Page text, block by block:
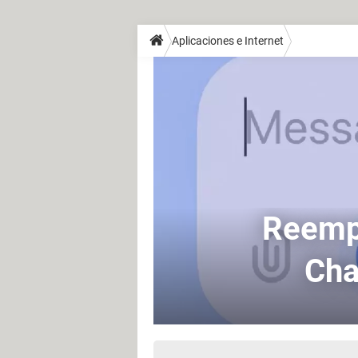
Aplicaciones e Internet